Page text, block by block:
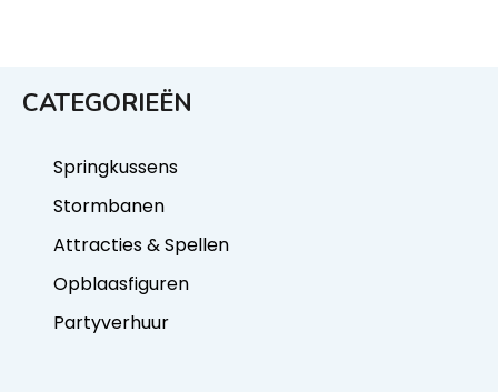
CATEGORIEËN
Springkussens
Stormbanen
Attracties & Spellen
Opblaasfiguren
Partyverhuur